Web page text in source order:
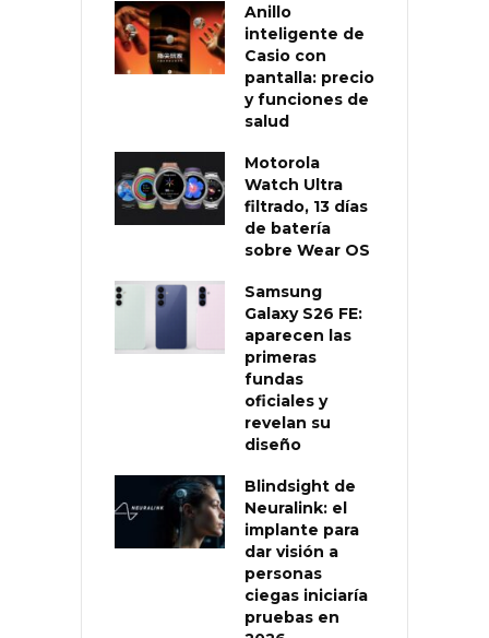
Anillo
inteligente de
Casio con
pantalla: precio
y funciones de
salud
Motorola
Watch Ultra
filtrado, 13 días
de batería
sobre Wear OS
Samsung
Galaxy S26 FE:
aparecen las
primeras
fundas
oficiales y
revelan su
diseño
Blindsight de
Neuralink: el
implante para
dar visión a
personas
ciegas iniciaría
pruebas en